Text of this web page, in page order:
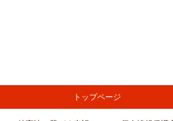
トップページ